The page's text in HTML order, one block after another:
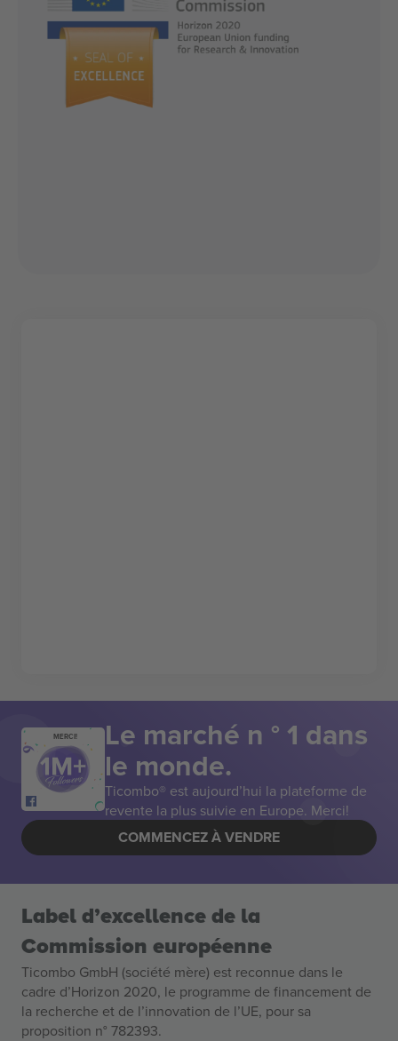
MERCI! Le marché n ° 1 dans
le monde.
Ticombo® est aujourd’hui la plateforme de
revente la plus suivie en Europe. Merci!
COMMENCEZ À VENDRE
Label d’excellence de la
Commission européenne
Ticombo GmbH (société mère) est reconnue dans le
cadre d’Horizon 2020, le programme de financement de
la recherche et de l’innovation de l’UE, pour sa
proposition n° 782393.